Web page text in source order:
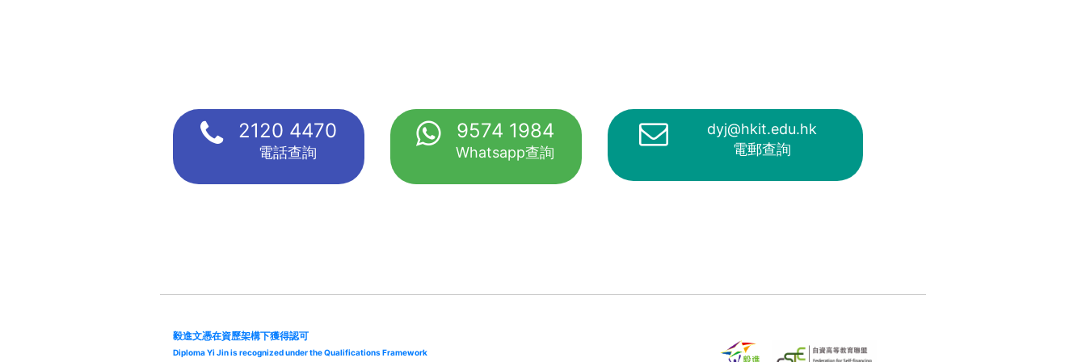
2120 4470
電話查詢
9574 1984
Whatsapp查詢
dyj@hkit.edu.hk
電郵查詢
毅進文憑在資歷架構下獲得認可
Diploma Yi Jin is recognized under the Qualifications Framework